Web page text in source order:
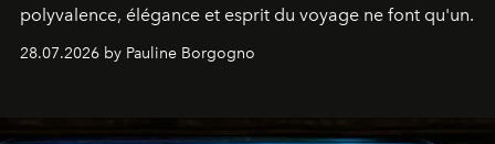
polyvalence, élégance et esprit du voyage ne font qu'un.
28.07.2026 by Pauline Borgogno